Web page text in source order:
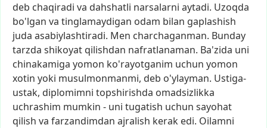
deb chaqiradi va dahshatli narsalarni aytadi. Uzoqda
bo'lgan va tinglamaydigan odam bilan gaplashish
juda asabiylashtiradi. Men charchaganman. Bunday
tarzda shikoyat qilishdan nafratlanaman. Ba'zida uni
chinakamiga yomon ko'rayotganim uchun yomon
xotin yoki musulmonmanmi, deb o'ylayman. Ustiga-
ustak, diplomimni topshirishda omadsizlikka
uchrashim mumkin - uni tugatish uchun sayohat
qilish va farzandimdan ajralish kerak edi. Oilamni